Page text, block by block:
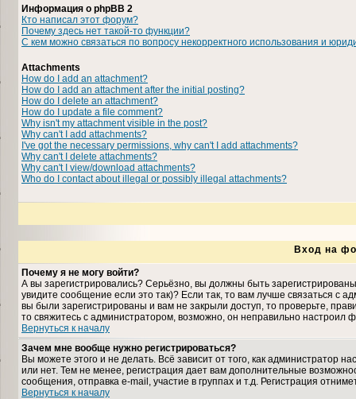
Информация о phpBB 2
Кто написал этот форум?
Почему здесь нет такой-то функции?
С кем можно связаться по вопросу некорректного использования и
Attachments
How do I add an attachment?
How do I add an attachment after the initial posting?
How do I delete an attachment?
How do I update a file comment?
Why isn't my attachment visible in the post?
Why can't I add attachments?
I've got the necessary permissions, why can't I add attachments?
Why can't I delete attachments?
Why can't I view/download attachments?
Who do I contact about illegal or possibly illegal attachments?
Вход на
Почему я не могу войти?
А вы зарегистрировались? Серьёзно, вы должны быть
увидите сообщение если это так)? Если так, то вам лучше связаться с
вы были зарегистрированы и вам не закрыли доступ, то проверьте,
то свяжитесь с администратором, возможно, он неправильно настроил
Вернуться к началу
Зачем мне вообще нужно регистрироваться?
Вы можете этого и не делать. Всё зависит от того, как
или нет. Тем не менее, регистрация дает вам дополнительные
сообщения, отправка e-mail, участие в группах и т.д. Регистрация
Вернуться к началу